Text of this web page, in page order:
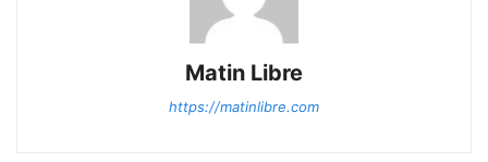
Matin Libre
https://matinlibre.com